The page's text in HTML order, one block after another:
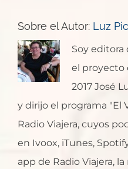
Sobre el Autor: Luz
Soy editora
el proyecto
2017 José
y dirijo el programa "El
Radio Viajera, cuyos
en Ivoox, iTunes,
app de Radio Viajera,